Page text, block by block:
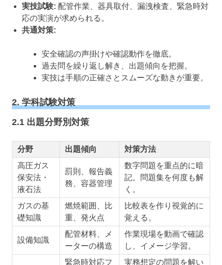
実技試験: 配管作業、器具取付、漏洩検査、緊急時対
応の実演が求められる。
共通対策:
安全確認の声掛けや確認動作を徹底。
過去問を繰り返し解き、出題傾向を把握。
実技は手順の正確さとスムーズな動きが重要。
2. 学科試験対策
2.1 出題分野別対策
分野 出題傾向
対策方法
高圧ガス
保安法・
液石法
罰則、報告義
務、容器管理
数字問題を重点的に暗
記。問題集を何度も解
く。
ガスの基
礎知識
燃焼範囲、比
重、発火点
比較表を作り視覚的に
覚える。
設備知識
配管材料、メ
ーターの構造
作業現場を動画で確認
し、イメージ学習。
緊急時対応フ
実務想定の問題を解い